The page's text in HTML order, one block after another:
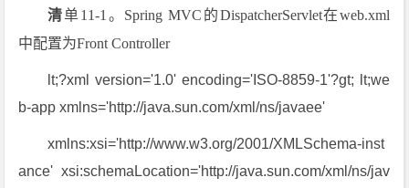
清 单11-1。Spring MVC的DispatcherServlet在web.xml
中配置为Front Controller
lt;?xml version='1.0' encoding='ISO-8859-1'?gt; lt;we
b-app xmlns='http://java.sun.com/xml/ns/javaee'
xmlns:xsi='http://www.w3.org/2001/XMLSchema-inst
ance' xsi:schemaLocation='http://java.sun.com/xml/ns/jav